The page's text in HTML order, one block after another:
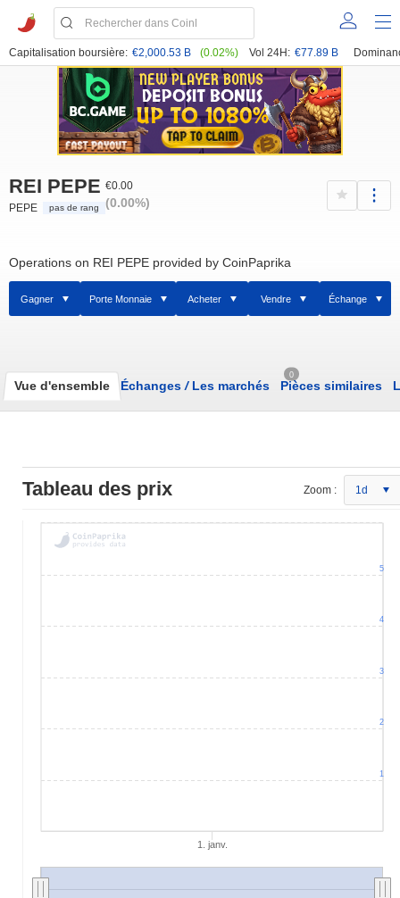
Capitalisation boursière: €2,000.53 B (0.02%) Vol 24H: €77.89 B
REI PEPE
PEPE pas de rang
€0.00
(0.00%)
Operations on REI PEPE provided by CoinPaprika
Gagner Porte Monnaie Acheter Vendre Échange
Vue d'ensemble Échanges /Les marchés
0
Pièces similaires
Tableau des prix Zoom : 1d
1. janv.
1
2
3
4
5